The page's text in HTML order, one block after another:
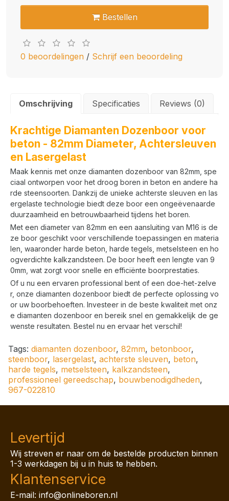
Bestellen
0 beoordelingen / Schrijf een beoordeling
Omschrijving Specificaties Reviews (0)
Krachtige Diamanten Dozenboor voor
beton - 82mm Diameter, Achtersleuven
en Lasergelast
Maak kennis met onze diamanten dozenboor van 82mm, spe
ciaal ontworpen voor het droog boren in beton en andere ha
rde steensoorten. Dankzij de unieke achterste sleuven en las
ergelaste technologie biedt deze boor een ongeëvenaarde
duurzaamheid en betrouwbaarheid tijdens het boren.
Met een diameter van 82mm en een aansluiting van M16 is de
ze boor geschikt voor verschillende toepassingen en materia
len, waaronder harde beton, harde tegels, metselsteen en ho
ogverdichte kalkzandsteen. De boor heeft een lengte van 9
0mm, wat zorgt voor snelle en efficiënte boorprestaties.
Of u nu een ervaren professional bent of een doe-het-zelve
r, onze diamanten dozenboor biedt de perfecte oplossing vo
or uw boorbehoeften. Investeer in de beste kwaliteit met onz
e diamanten dozenboor en bereik snel en gemakkelijk de ge
wenste resultaten. Bestel nu en ervaar het verschil!
Tags: diamanten dozenboor, 82mm, betonboor,
steenboor, lasergelast, achterste sleuven, beton,
harde tegels, metselsteen, kalkzandsteen,
professioneel gereedschap, bouwbenodigdheden,
967-022810
Levertijd
Wij streven er naar om de bestelde producten binnen
1-3 werkdagen bij u in huis te hebben.
Klantenservice
E-mail: info@onlineboren.nl